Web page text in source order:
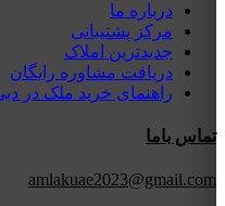
درباره ما
مرکز پشتیبانی
جدیدترین املاک
دریافت مشاوره رایگان
راهنمای خرید ملک در
تماس باما
amlakuae2023@gmail.com